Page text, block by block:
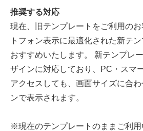
推奨する対応
現在、旧テンプレートをご利用の
トフォン表示に最適化された新テ
おすすめいたします。 新テンプレ
ザインに対応しており、PC・スマ
アクセスしても、画面サイズに合
ンで表示されます。
※現在のテンプレートのままご利